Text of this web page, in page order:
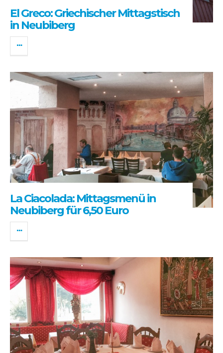
El Greco: Griechischer Mittagstisch
in Neubiberg
La Ciacolada: Mittagsmenü in
Neubiberg für 6,50 Euro